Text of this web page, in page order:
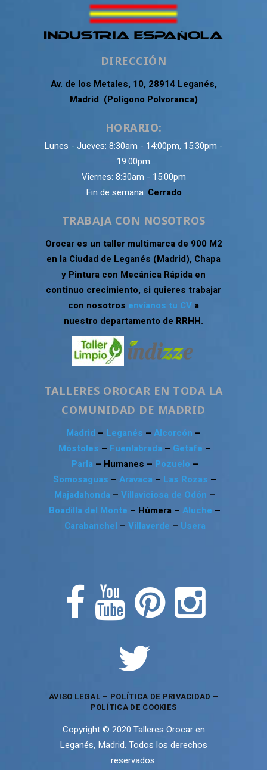
DIRECCIÓN
Av. de los Metales, 10, 28914 Leganés,
Madrid (Polígono Polvoranca)
HORARIO:
Lunes - Jueves: 8:30am - 14:00pm, 15:30pm -
19:00pm
Viernes: 8:30am - 15:00pm
Fin de semana: Cerrado
TRABAJA CON NOSOTROS
Orocar es un taller multimarca de 900 M2
en la Ciudad de Leganés (Madrid), Chapa
y Pintura con Mecánica Rápida en
continuo crecimiento, si quieres trabajar
con nosotros envíanos tu CV a
nuestro departamento de RRHH.
TALLERES OROCAR EN TODA LA
COMUNIDAD DE MADRID
Madrid – Leganés – Alcorcón –
Móstoles – Fuenlabrada – Getafe –
Parla – Humanes – Pozuelo –
Somosaguas – Aravaca – Las Rozas –
Majadahonda – Villaviciosa de Odón –
Boadilla del Monte – Húmera – Aluche –
Carabanchel – Villaverde – Usera
AVISO LEGAL – POLÍTICA DE PRIVACIDAD –
POLÍTICA DE COOKIES
Copyright © 2020 Talleres Orocar en
Leganés, Madrid. Todos los derechos
reservados.